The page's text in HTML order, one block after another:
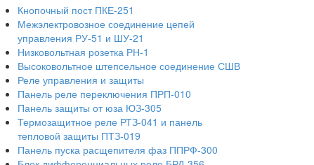
Кнопочный пост ПКЕ-251
Межэлектровозное соединение цепей
управления РУ-51 и ШУ-21
Низковольтная розетка РН-1
Высоковольтное штепсельное соединение СШВ
Реле управления и защиты
Панель реле переключения ПРП-010
Панель защиты от юза ЮЗ-305
Термозащитное реле РТЗ-041 и панель
тепловой защиты ПТЗ-019
Панель пуска расщепителя фаз ППРФ-300